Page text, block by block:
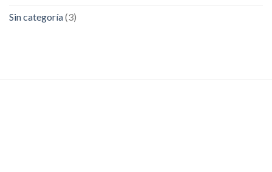
Sin categoría(3)